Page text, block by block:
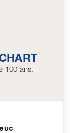
100 ans.